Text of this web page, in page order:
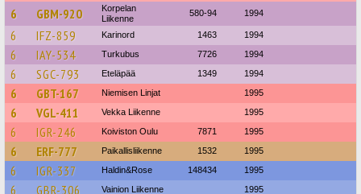
6 GBM-920
Korpelan
Liikenne
580-94 1994
6 IFZ-859 Karinord 1463 1994
6 IAY-534 Turkubus 7726 1994
6 SGC-793 Eteläpää 1349 1994
6 GBT-167 Niemisen Linjat 1995
6 VGL-411 Vekka Liikenne 1995
6 IGR-246 Koiviston Oulu 7871 1995
6 ERF-777 Paikallisliikenne 1532 1995
6 IGR-337 Haldin&Rose 148434 1995
6 GBR-306 Vainion Liikenne 1995